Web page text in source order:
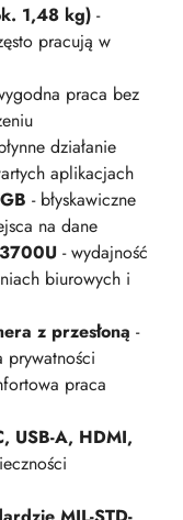
1,48 kg) -
pracują w
praca bez
działanie
aplikacjach
- błyskawiczne
na dane
- wydajność
biurowych i
z przesłoną -
praca
USB-A, HDMI,